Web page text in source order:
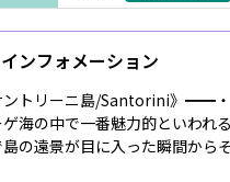
インフォメーション
ントリーニ島/Santorini》━━・
海の中で一番魅力的といわれ
の遠景が目に入った瞬間から